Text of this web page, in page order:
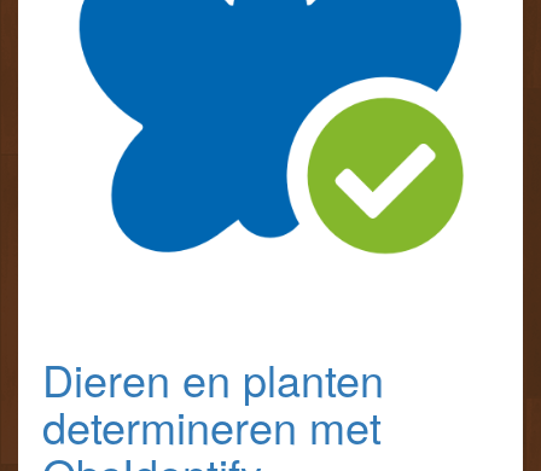
Dieren en planten
determineren met